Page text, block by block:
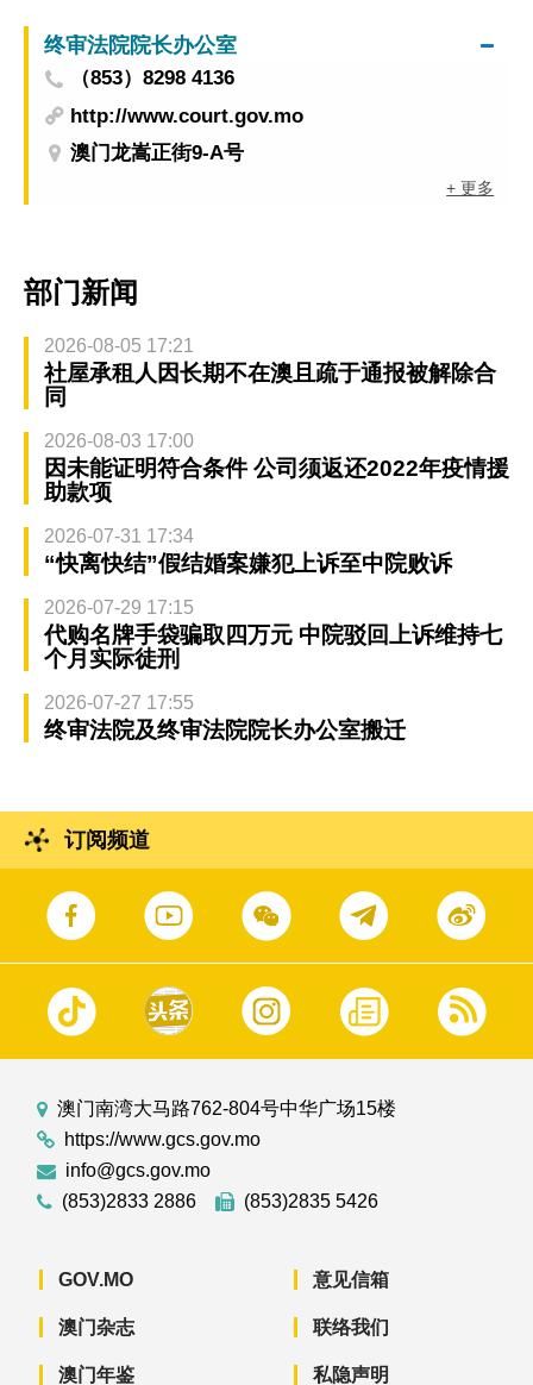
终审法院院长办公室
（853）8298 4136
http://www.court.gov.mo
澳门龙嵩正街9-A号
+ 更多
部门新闻
2026-08-05 17:21
社屋承租人因长期不在澳且疏于通报被解除合
同
2026-08-03 17:00
因未能证明符合条件 公司须返还2022年疫情援
助款项
2026-07-31 17:34
“快离快结”假结婚案嫌犯上诉至中院败诉
2026-07-29 17:15
代购名牌手袋骗取四万元 中院驳回上诉维持七
个月实际徒刑
2026-07-27 17:55
终审法院及终审法院院长办公室搬迁
订阅频道
澳门南湾大马路762-804号中华广场15楼
https://www.gcs.gov.mo
info@gcs.gov.mo
(853)2833 2886
(853)2835 5426
GOV.MO
澳门杂志
澳门年鉴
意见信箱
联络我们
私隐声明